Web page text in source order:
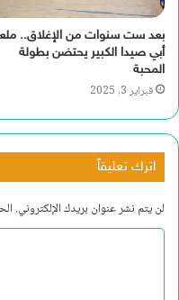
بعد ست سنوات من الإغلاق..
أبي صيدا الكبير يحتضن بطولة
المحبة
فبراير 3, 2025
اترك تعليقاً
لن يتم نشر عنوان بريدك الإلكتروني.